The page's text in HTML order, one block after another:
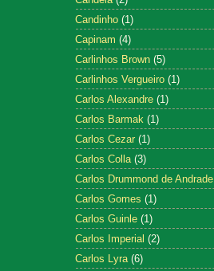
Candinho (1)
Capinam (4)
Carlinhos Brown (5)
Carlinhos Vergueiro (1)
Carlos Alexandre (1)
Carlos Barmak (1)
Carlos Cezar (1)
Carlos Colla (3)
Carlos Drummond de Andrade
Carlos Gomes (1)
Carlos Guinle (1)
Carlos Imperial (2)
Carlos Lyra (6)